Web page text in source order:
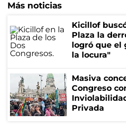
Más noticias
Kicillof
Plaza la
logró que el
la locura"
Masiva
Congreso
Privada